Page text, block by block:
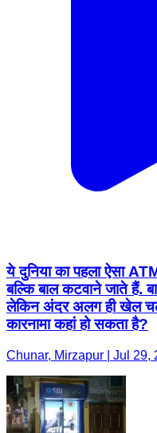
ये दुनिया का पहला ऐसा
बल्कि बाल कटवाने जाते हैं.
लेकिन अंदर अलग ही खेल
कारनामा कहां हो सकता है?
Chunar, Mirzapur | Jul 29,